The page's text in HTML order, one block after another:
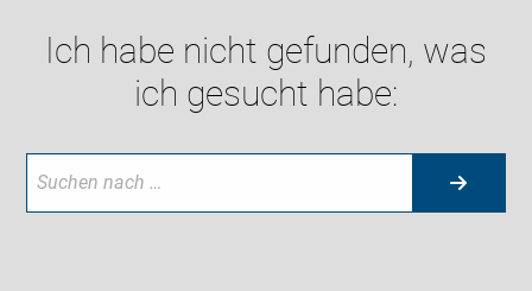
Ich habe nicht gefunden, was
ich gesucht habe: